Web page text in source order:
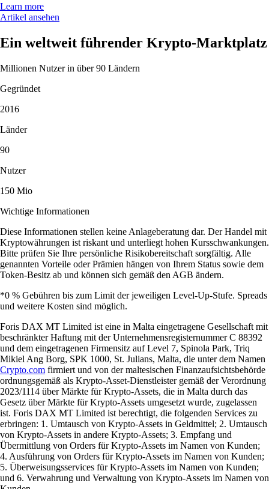
Learn more
Artikel ansehen
Ein weltweit führender Krypto-Marktplatz
Millionen Nutzer in über 90 Ländern
Gegründet
2016
Länder
90
Nutzer
150 Mio
Wichtige Informationen
Diese Informationen stellen keine Anlageberatung dar. Der Handel mit
Kryptowährungen ist riskant und unterliegt hohen Kursschwankungen.
Bitte prüfen Sie Ihre persönliche Risikobereitschaft sorgfältig. Alle
genannten Vorteile oder Prämien hängen von Ihrem Status sowie dem
Token-Besitz ab und können sich gemäß den AGB ändern.
*0 % Gebühren bis zum Limit der jeweiligen Level-Up-Stufe. Spreads
und weitere Kosten sind möglich.
Foris DAX MT Limited ist eine in Malta eingetragene Gesellschaft mit
beschränkter Haftung mit der Unternehmensregisternummer C 88392
und dem eingetragenen Firmensitz auf Level 7, Spinola Park, Triq
Mikiel Ang Borg, SPK 1000, St. Julians, Malta, die unter dem Namen
Crypto.com firmiert und von der maltesischen Finanzaufsichtsbehörde
ordnungsgemäß als Krypto-Asset-Dienstleister gemäß der Verordnung
2023/1114 über Märkte für Krypto-Assets, die in Malta durch das
Gesetz über Märkte für Krypto-Assets umgesetzt wurde, zugelassen
ist. Foris DAX MT Limited ist berechtigt, die folgenden Services zu
erbringen: 1. Umtausch von Krypto-Assets in Geldmittel; 2. Umtausch
von Krypto-Assets in andere Krypto-Assets; 3. Empfang und
Übermittlung von Orders für Krypto-Assets im Namen von Kunden;
4. Ausführung von Orders für Krypto-Assets im Namen von Kunden;
5. Überweisungsservices für Krypto-Assets im Namen von Kunden;
und 6. Verwahrung und Verwaltung von Krypto-Assets im Namen von